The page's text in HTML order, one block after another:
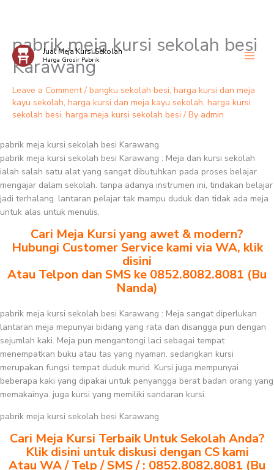
Skip
content
Jual Meja Kursi Sekolah
Harga Grosir Pabrik
pabrik meja kursi sekolah besi
Karawang
Leave a Comment / bangku sekolah besi, harga kursi dan meja
kayu sekolah, harga kursi dan meja kayu sekolah, harga kursi
sekolah besi, harga meja kursi sekolah besi / By admin
pabrik meja kursi sekolah besi Karawang
pabrik meja kursi sekolah besi Karawang : Meja dan kursi sekolah
ialah salah satu alat yang sangat dibutuhkan pada proses belajar
mengajar dalam sekolah. tanpa adanya instrumen ini, tindakan belajar
jadi terhalang. lantaran pelajar tak mampu duduk dan tidak ada meja
untuk alas untuk menulis.
Cari Meja Kursi yang awet & modern?
Hubungi Customer Service kami via WA, klik
disini
Atau Telpon dan SMS ke 0852.8082.8081 (Bu
Nanda)
pabrik meja kursi sekolah besi Karawang : Meja sangat diperlukan
lantaran meja mepunyai bidang yang rata dan disangga pun dengan
sejumlah kaki. Meja pun mengantongi laci sebagai tempat
menempatkan buku atau tas yang nyaman. sedangkan kursi
merupakan fungsi tempat duduk murid. Kursi juga mempunyai
beberapa kaki yang dipakai untuk penyangga berat badan orang yang
memakainya. juga kursi yang memiliki sandaran kursi.
pabrik meja kursi sekolah besi Karawang
Cari Meja Kursi Terbaik Untuk Sekolah Anda?
Klik disini untuk diskusi dengan CS kami
Atau WA / Telp / SMS / : 0852.8082.8081 (Bu